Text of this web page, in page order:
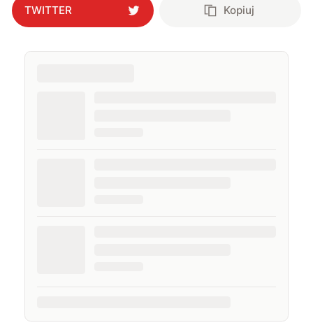
pogardzę dobrą muzyką, serialem, grami
komputerowymi czy sportem.
TWITTER Kopiuj